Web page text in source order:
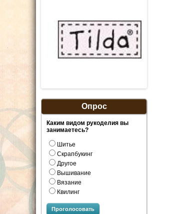
Опрос
Каким видом рукоделия вы
занимаетесь?
Шитье
Скрапбукинг
Другое
Вышивание
Вязание
Квилинг
Проголосовать